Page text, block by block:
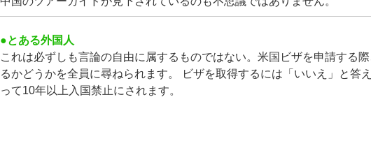
●とある外国人
これは必ずしも言論の自由に属するものではない。米国ビザを申請する
るかどうかを全員に尋ねられます。 ビザを取得するには「いいえ」と答
って10年以上入国禁止にされます。